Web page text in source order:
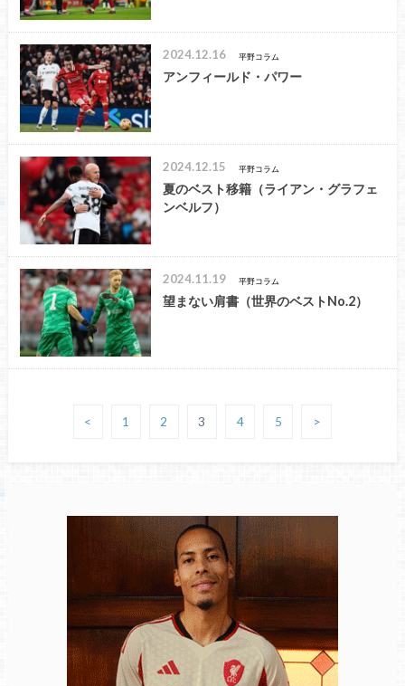
2024.12.16 平野コラム
アンフィールド・パワー
2024.12.15 平野コラム
夏のベスト移籍（ライアン・グラフェ
ンベルフ）
2024.11.19 平野コラム
望まない肩書（世界のベストNo.2）
< 1 2 3 4 5 >